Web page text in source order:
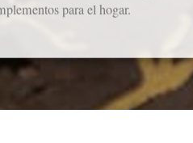
para el hogar.